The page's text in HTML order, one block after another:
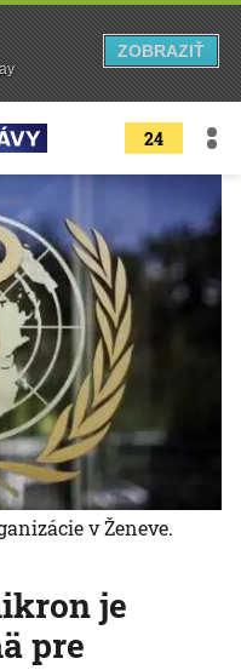
24
je
pre
v Ženeve.
ZOBRAZIŤ